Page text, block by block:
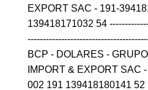
EXPORT SAC - 191-
139418171032 54
BCP - DOLARES -
IMPORT & EXPORT SAC
002 191 139418180141 52